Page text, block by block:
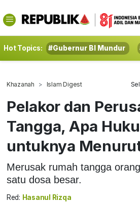
Hot Topics: #Gubernur BI Mundur
Khazanah Islam Digest
Pelakor dan
Tangga, Apa
untuknya
Merusak rumah tangga
satu dosa besar.
Red: Hasanul Rizqa